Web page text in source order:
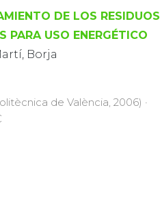
DE LOS RESIDUOS
PARA USO ENERGÉTICO
Borja
de València, 2006) ·